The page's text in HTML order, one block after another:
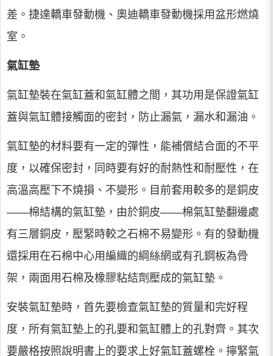
差。捷達轎車發動機、奧迪轎車發動機採用盆形燃燒
室。
氣缸墊
氣缸墊裝在氣缸蓋和氣缸體之間，其功用是保證氣缸
蓋與氣缸體接觸面的密封，防止漏氣，漏水和漏油。
氣缸墊的材料要有一定的彈性，能補償結合面的不平
度，以確保密封，同時要有好的耐熱性和耐壓性，在
高溫高壓下不燒損、不變形。目前套用較多的是銅皮
——棉結構的氣缸墊，由於銅皮——棉氣缸墊翻邊處
有三層銅皮，壓緊時較之石棉不易變形。有的發動機
還採用在石棉中心用編織的綱絲網或有孔鋼板為骨
架，兩面用石棉及橡膠粘結劑壓成的氣缸墊。
安裝氣缸墊時，首先要檢查氣缸墊的質量和完好程
度，所有氣缸墊上的孔要和氣缸體上的孔對齊。其次
要嚴格按照說明書上的要求上好氣缸蓋螺栓。擰緊氣